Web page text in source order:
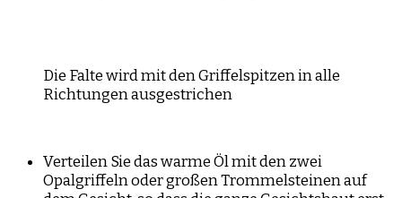
Die Falte wird mit den Griffelspitzen in alle
Richtungen ausgestrichen
Verteilen Sie das warme Öl mit den zwei
Opalgriffeln oder großen Trommelsteinen auf